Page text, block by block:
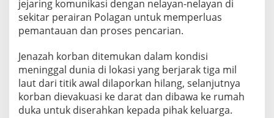
b
a
n
l
k
a
l
a
u
jejaring komunikasi dengan nelayan-nelayan di
sekitar perairan Polagan untuk memperluas
pemantauan dan proses pencarian.
Jenazah korban ditemukan dalam kondisi
meninggal dunia di lokasi yang berjarak tiga mil
laut dari titik awal dilaporkan hilang, selanjutnya
korban dievakuasi ke darat dan dibawa ke rumah
duka untuk diserahkan kepada pihak keluarga.